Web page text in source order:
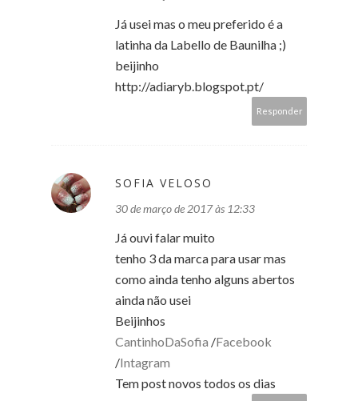
Já usei mas o meu preferido é a
latinha da Labello de Baunilha ;)
beijinho
http://adiaryb.blogspot.pt/
Responder
SOFIA VELOSO
30 de março de 2017 às 12:33
Já ouvi falar muito
tenho 3 da marca para usar mas
como ainda tenho alguns abertos
ainda não usei
Beijinhos
CantinhoDaSofia /Facebook
/Intagram
Tem post novos todos os dias